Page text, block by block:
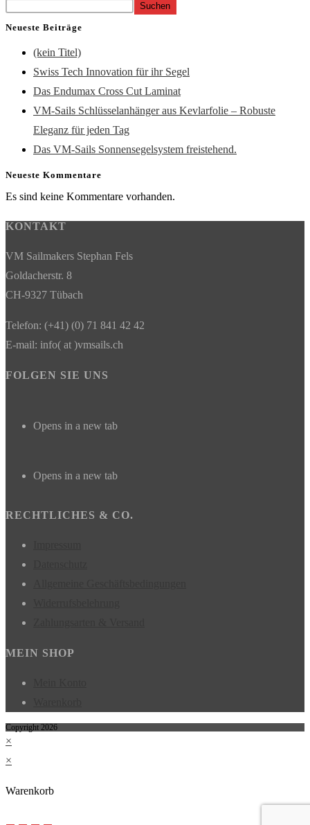
Suchen
Neueste Beiträge
(kein Titel)
Swiss Tech Innovation für ihr Segel
Das Endumax Cross Cut Laminat
VM-Sails Schlüsselanhänger aus Kevlarfolie – Robuste
Eleganz für jeden Tag
Das VM-Sails Sonnensegelsystem freistehend.
Neueste Kommentare
Es sind keine Kommentare vorhanden.
KONTAKT
VM Sailmakers Stephan Fels
Goldacherstr. 8
CH-9327 Tübach
Telefon: (+41) (0) 71 841 42 42
E-mail: info( at )vmsails.ch
FOLGEN SIE UNS
Opens in a new tab
Opens in a new tab
RECHTLICHES & CO.
MEIN SHOP
Copyright 2026
×
×
Warenkorb